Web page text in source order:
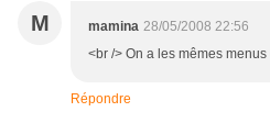
M mamina 28/05/2008 22:56
<br /> On a les mêmes
Répondre